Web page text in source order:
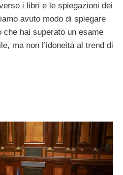
i libri e le spiegazioni dei
avuto modo di spiegare
hai superato un esame
ma non l’idoneità al trend di